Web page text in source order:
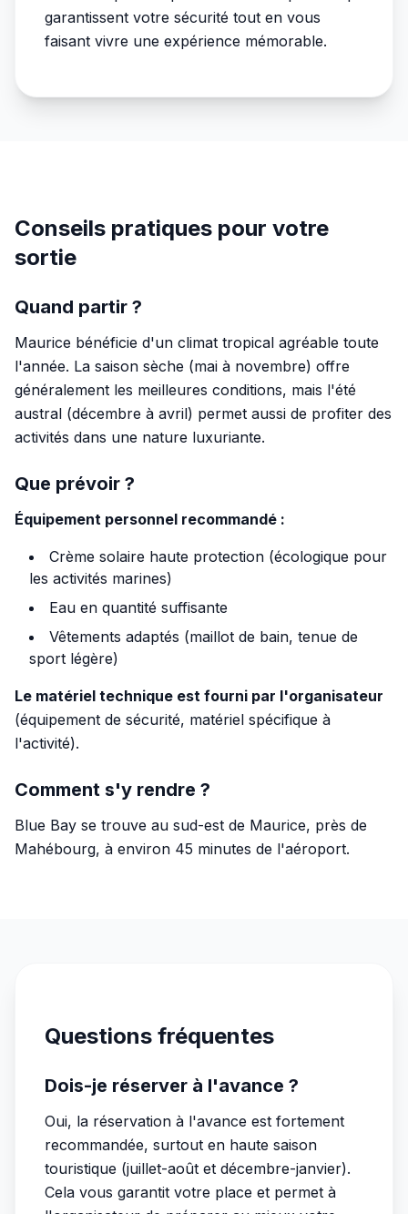
garantissent votre sécurité tout en vous
faisant vivre une expérience mémorable.
Conseils pratiques pour votre
sortie
Quand partir ?
Maurice bénéficie d'un climat tropical agréable toute
l'année. La saison sèche (mai à novembre) offre
généralement les meilleures conditions, mais l'été
austral (décembre à avril) permet aussi de profiter des
activités dans une nature luxuriante.
Que prévoir ?
Équipement personnel recommandé :
Crème solaire haute protection (écologique pour
les activités marines)
Eau en quantité suffisante
Vêtements adaptés (maillot de bain, tenue de
sport légère)
Le matériel technique est fourni par l'organisateur
(équipement de sécurité, matériel spécifique à
l'activité).
Comment s'y rendre ?
Blue Bay se trouve au sud-est de Maurice, près de
Mahébourg, à environ 45 minutes de l'aéroport.
Questions fréquentes
Dois-je réserver à l'avance ?
Oui, la réservation à l'avance est fortement
recommandée, surtout en haute saison
touristique (juillet-août et décembre-janvier).
Cela vous garantit votre place et permet à